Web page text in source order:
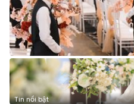
Tin nổi bật